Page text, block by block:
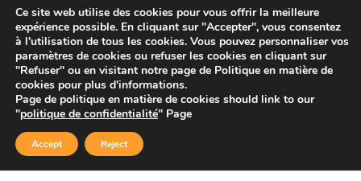
Orthèses et prothèses
Startups
Copyright © 2026 Sidekick Interactive Inc.
Ce site web utilise des cookies pour vous offrir la meilleure
expérience possible. En cliquant sur "Accepter", vous consentez
à l'utilisation de tous les cookies. Vous pouvez personnaliser vos
paramètres de cookies ou refuser les cookies en cliquant sur
"Refuser" ou en visitant notre page de Politique en matière de
cookies pour plus d'informations.
Page de politique en matière de cookies should link to our
"politique de confidentialité" Page
Accept Reject